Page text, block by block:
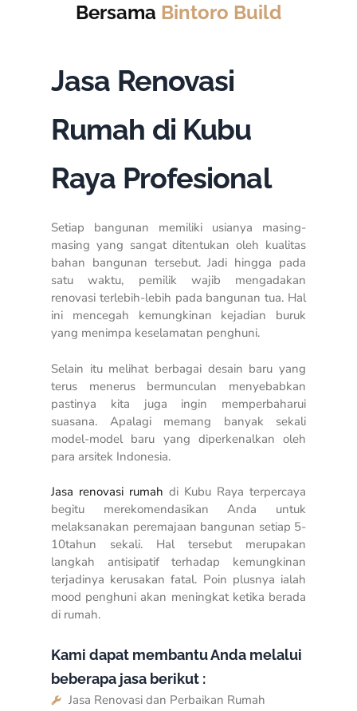
Bersama Bintoro Build
Jasa Renovasi
Rumah di Kubu
Raya Profesional
Setiap bangunan memiliki usianya masing-
masing yang sangat ditentukan oleh kualitas
bahan bangunan tersebut. Jadi hingga pada
satu waktu, pemilik wajib mengadakan
renovasi terlebih-lebih pada bangunan tua. Hal
ini mencegah kemungkinan kejadian buruk
yang menimpa keselamatan penghuni.
Selain itu melihat berbagai desain baru yang
terus menerus bermunculan menyebabkan
pastinya kita juga ingin memperbaharui
suasana. Apalagi memang banyak sekali
model-model baru yang diperkenalkan oleh
para arsitek Indonesia.
Jasa renovasi rumah di Kubu Raya terpercaya
begitu merekomendasikan Anda untuk
melaksanakan peremajaan bangunan setiap 5-
10tahun sekali. Hal tersebut merupakan
langkah antisipatif terhadap kemungkinan
terjadinya kerusakan fatal. Poin plusnya ialah
mood penghuni akan meningkat ketika berada
di rumah.
Kami dapat membantu Anda melalui
beberapa jasa berikut :
Jasa Renovasi dan Perbaikan Rumah